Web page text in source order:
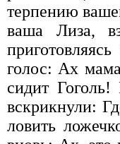
терпению
ваша Лиза,
голос: Ах
сидит
вскрикнули:
ловить